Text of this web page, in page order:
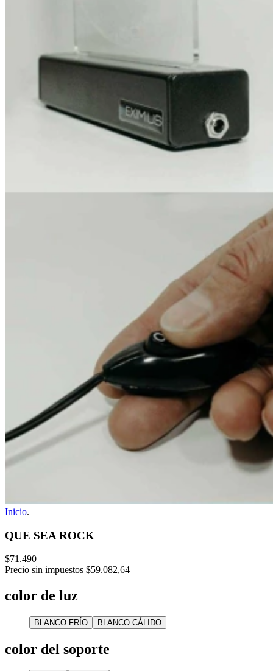
Inicio.
QUE SEA ROCK
$71.490
Precio sin impuestos $59.082,64
color de luz
BLANCO FRÍO BLANCO CÁLIDO
color del soporte